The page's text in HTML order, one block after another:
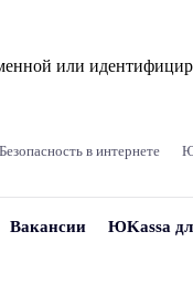
или
Безопасность в интернете
Вакансии ЮKassa